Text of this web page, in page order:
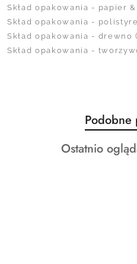
Skład opakowania - papier
Skład opakowania -
Skład opakowania - drewno
Skład opakowania -
Pomiń karuzelęProdukty
o
statusie:
Podobne
Produkty
Ostatnio